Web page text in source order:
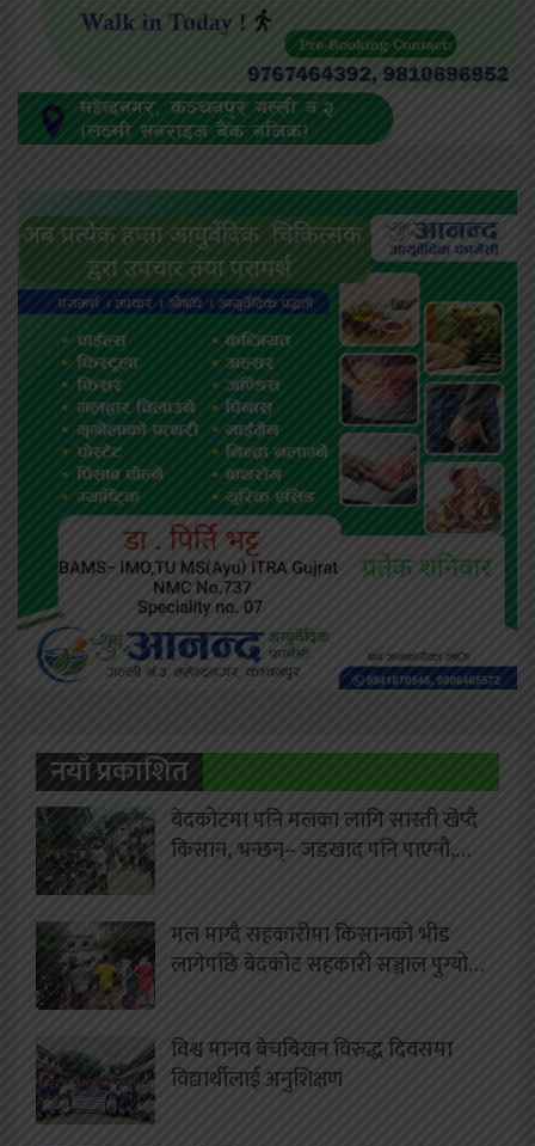
नयाँ प्रकाशित
बेदकोटमा पनि मलका लागि सास्ती खेप्दै
किसान, भन्छन्– जडखाद पनि पाएनौ,…
मल माग्दै सहकारीमा किसानको भीड
लागेपछि बेदकोट सहकारी सञ्जाल पुग्यो…
विश्व मानव बेचबिखन विरुद्ध दिवसमा
विद्यार्थीलाई अनुशिक्षण